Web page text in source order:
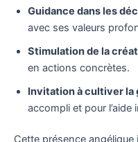
Guidance dans les
avec ses valeurs
Stimulation de la
en actions concrètes.
Invitation à cultiver la
accompli et pour l’aide